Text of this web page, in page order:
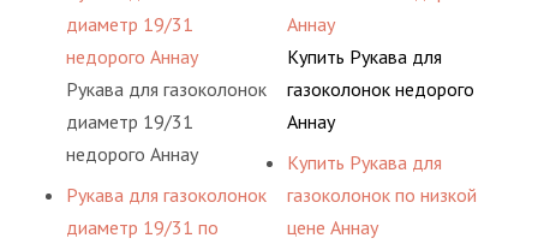
диаметр 19/31
недорого Аннау
Рукава для газоколонок
диаметр 19/31
недорого Аннау
Рукава для газоколонок
диаметр 19/31 по
Аннау
Купить Рукава для
газоколонок недорого
Аннау
Купить Рукава для
газоколонок по низкой
цене Аннау